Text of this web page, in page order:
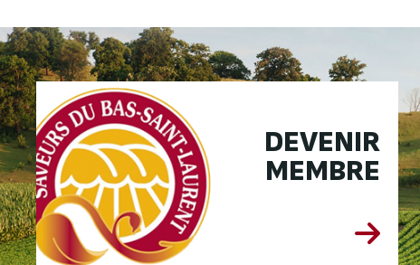
DEVENIR
MEMBRE